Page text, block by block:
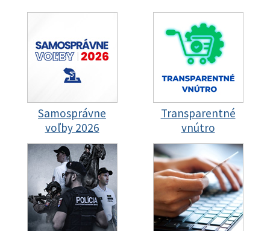
Samosprávne
voľby 2026
Transparentné
vnútro